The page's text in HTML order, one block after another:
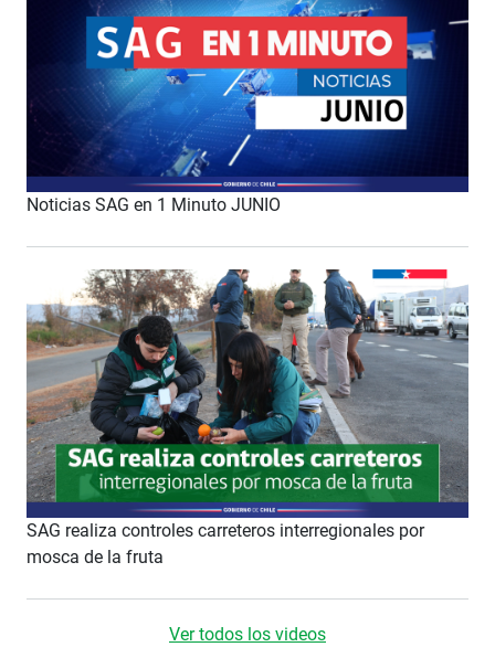
Noticias SAG en 1 Minuto JUNIO
SAG realiza controles carreteros interregionales por
mosca de la fruta
Ver todos los videos